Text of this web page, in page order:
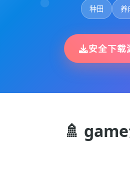
种田 养
安全下载
🚿